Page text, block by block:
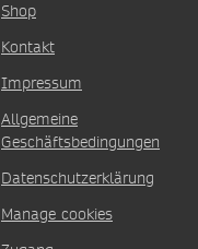
Shop
Kontakt
Impressum
Allgemeine
Geschäftsbedingungen
Datenschutzerklärung
Manage cookies